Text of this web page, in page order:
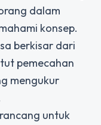
dalam
konsep.
berkisar dari
pemecahan
mengukur
untuk